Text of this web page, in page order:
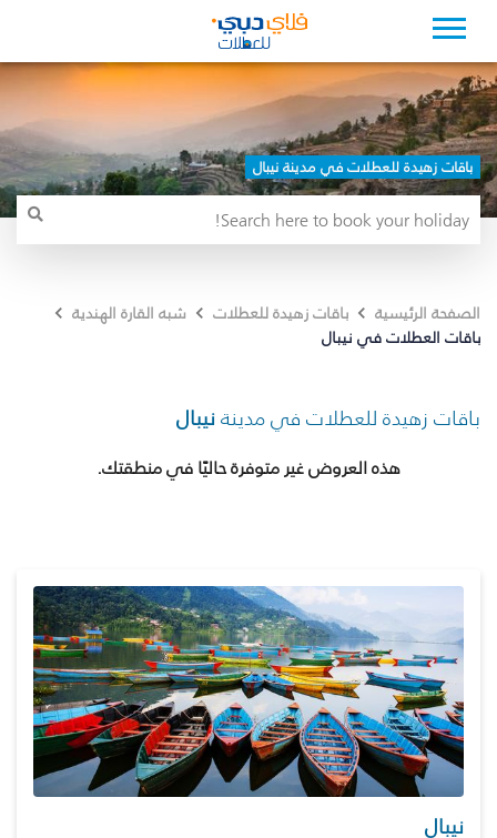
باقات زهيدة للعطلات في مدينة نيبال
الصفحة الرئيسية باقات زهيدة للعطلات
شبه القارة الهندية
باقات العطلات في نيبال
باقات زهيدة للعطلات في مدينةنيبال
هذه العروض غير متوفرة حاليًا في منطقتك.
نيبال